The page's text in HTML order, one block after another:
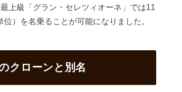
上級「グラン・セレツィオーネ」では11
）を名乗ることが可能になりました。
クローンと別名